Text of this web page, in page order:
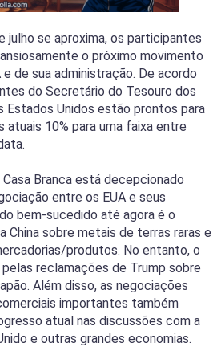
julho se aproxima, os participantes
o próximo movimento
de sua administração. De acordo
do Secretário do Tesouro dos
Estados Unidos estão prontos para
atuais 10% para uma faixa entre
Branca está decepcionado
entre os EUA e seus
bem-sucedido até agora é o
China sobre metais de terras raras e
produtos. No entanto, o
reclamações de Trump sobre
Além disso, as negociações
importantes também
atual nas discussões com a
e outras grandes economias.